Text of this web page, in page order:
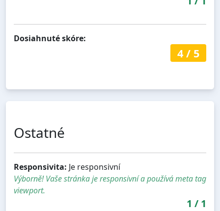
Dosiahnuté skóre:
4/ 5
Ostatné
Responsivita: Je responsivní
Výborně! Vaše stránka je responsivní a používá meta tag
viewport.
1 / 1